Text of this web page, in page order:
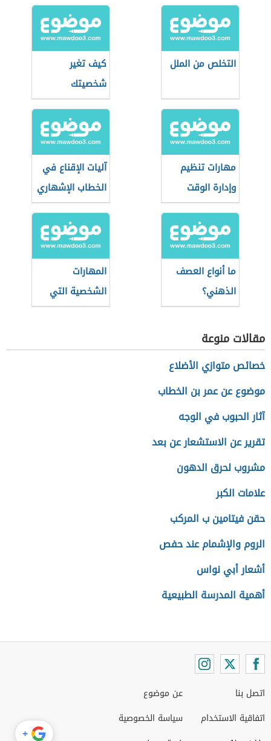
التخلص من الملل
كيف تغير
شخصيتك
مهارات تنظيم
وإدارة الوقت
آليات الإقناع في
الخطاب الإشهاري
ما أنواع العصف
الذهني؟
المهارات
الشخصية التي
يجب كتابتها في
للمعلم
مقالات منوعة
خصائص متوازي الأضلاع
موضوع عن عمر بن الخطاب
آثار الحبوب في الوجه
تقرير عن الاستشعار عن بعد
مشروب لحرق الدهون
علامات الكبر
حقن فيتامين ب المركب
الروم والإشمام عند حفص
أشعار أبي نواس
أهمية المدرسة الطبيعية
اتصل بنا
اتفاقية الاستخدام
عن موضوع
سياسة الخصوصية
+